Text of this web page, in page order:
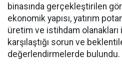
binasında gerçekleştirilen
ekonomik yapısı, yatırım
üretim ve istihdam olanakları
karşılaştığı sorun ve
değerlendirmelerde bulundu.